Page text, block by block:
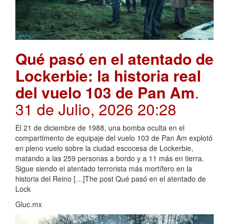
Qué pasó en el atentado de
Lockerbie: la historia real
del vuelo 103 de Pan Am.
31 de Julio, 2026 20:28
El 21 de diciembre de 1988, una bomba oculta en el
compartimento de equipaje del vuelo 103 de Pan Am explotó
en pleno vuelo sobre la ciudad escocesa de Lockerbie,
matando a las 259 personas a bordo y a 11 más en tierra.
Sigue siendo el atentado terrorista más mortífero en la
historia del Reino […]The post Qué pasó en el atentado de
Lock
Gluc.mx